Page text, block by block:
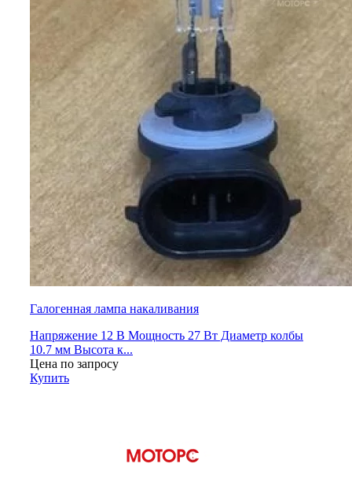
Галогенная лампа накаливания
Напряжение 12 В Мощность 27 Вт Диаметр колбы
10.7 мм Высота к...
Цена по запросу
Купить